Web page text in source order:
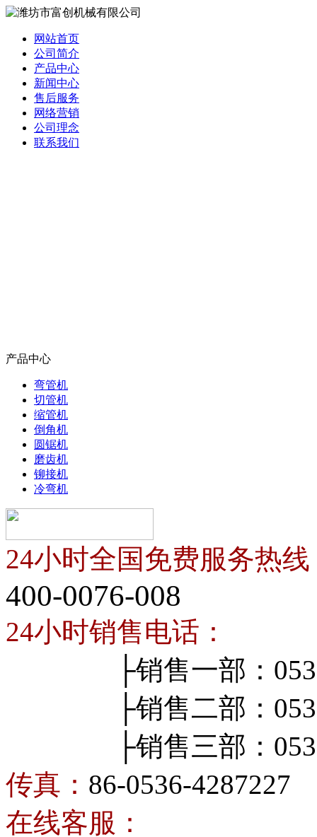
网站首页
公司简介
产品中心
新闻中心
售后服务
网络营销
公司理念
联系我们
产品中心
弯管机
切管机
缩管机
倒角机
圆锯机
磨齿机
铆接机
冷弯机
24小时全国免费服务热线
400-0076-008
24小时销售电话：
├销售一部：0536-
├销售二部：0536-
├销售三部：0536-
传真： 86-0536-4287227
在线客服：